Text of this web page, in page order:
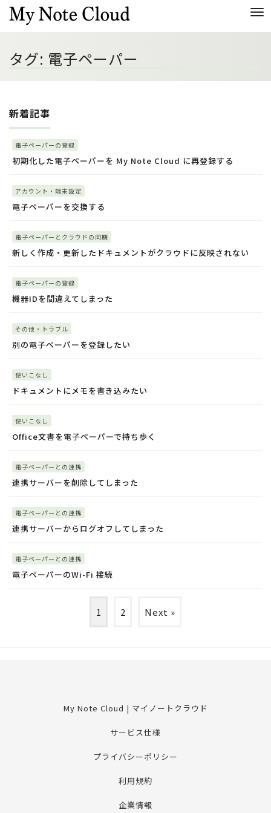
タグ: 電子ペーパー
新着記事
電子ペーパーの登録
初期化した電子ペーパーを My Note Cloud に再登録する
アカウント・端末設定
電子ペーパーを交換する
電子ペーパーとクラウドの同期
新しく作成・更新したドキュメントがクラウドに反映されない
電子ペーパーの登録
機器IDを間違えてしまった
その他・トラブル
別の電子ペーパーを登録したい
使いこなし
ドキュメントにメモを書き込みたい
使いこなし
Office文書を電子ペーパーで持ち歩く
電子ペーパーとの連携
連携サーバーを削除してしまった
電子ペーパーとの連携
連携サーバーからログオフしてしまった
電子ペーパーとの連携
電子ペーパーのWi-Fi 接続
1 2 Next »
My Note Cloud | マイノートクラウド
サービス仕様
プライバシーポリシー
利用規約
企業情報